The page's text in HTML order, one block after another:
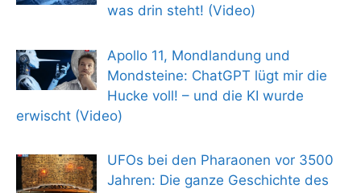
was drin steht! (Video)
Apollo 11, Mondlandung und
Mondsteine: ChatGPT lügt mir die
Hucke voll! – und die KI wurde
erwischt (Video)
UFOs bei den Pharaonen vor 3500
Jahren: Die ganze Geschichte des